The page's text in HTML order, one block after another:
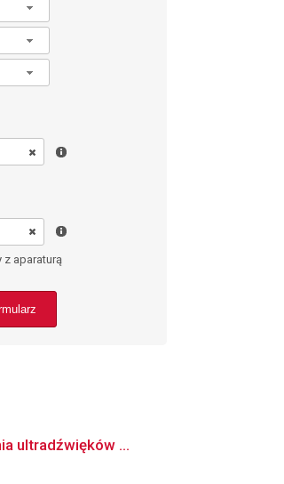
aparaturą
ultradźwięków ...